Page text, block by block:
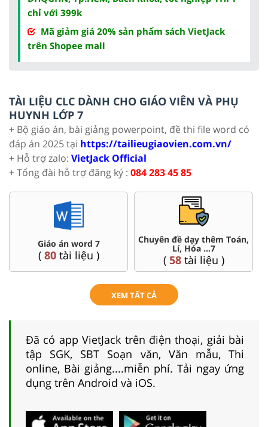
chỉ với 399k
Mã giảm giá 20% sản phẩm sách VietJack
trên Shopee mall
TÀI LIỆU CLC DÀNH CHO GIÁO VIÊN VÀ PHỤ
HUYNH LỚP 7
+ Bộ giáo án, bài giảng powerpoint, đề thi file word có
đáp án 2025 tại https://tailieugiaovien.com.vn/
+ Hỗ trợ zalo: VietJack Official
+ Tổng đài hỗ trợ đăng ký : 084 283 45 85
Giáo án word 7
( 80tài liệu )
Chuyên đề dạy thêm Toán,
Lí, Hóa ...7
( 58tài liệu )
XEM TẤT CẢ
Đã có app VietJack trên điện thoại, giải bài
tập SGK, SBT Soạn văn, Văn mẫu, Thi
online, Bài giảng....miễn phí. Tải ngay ứng
dụng trên Android và iOS.